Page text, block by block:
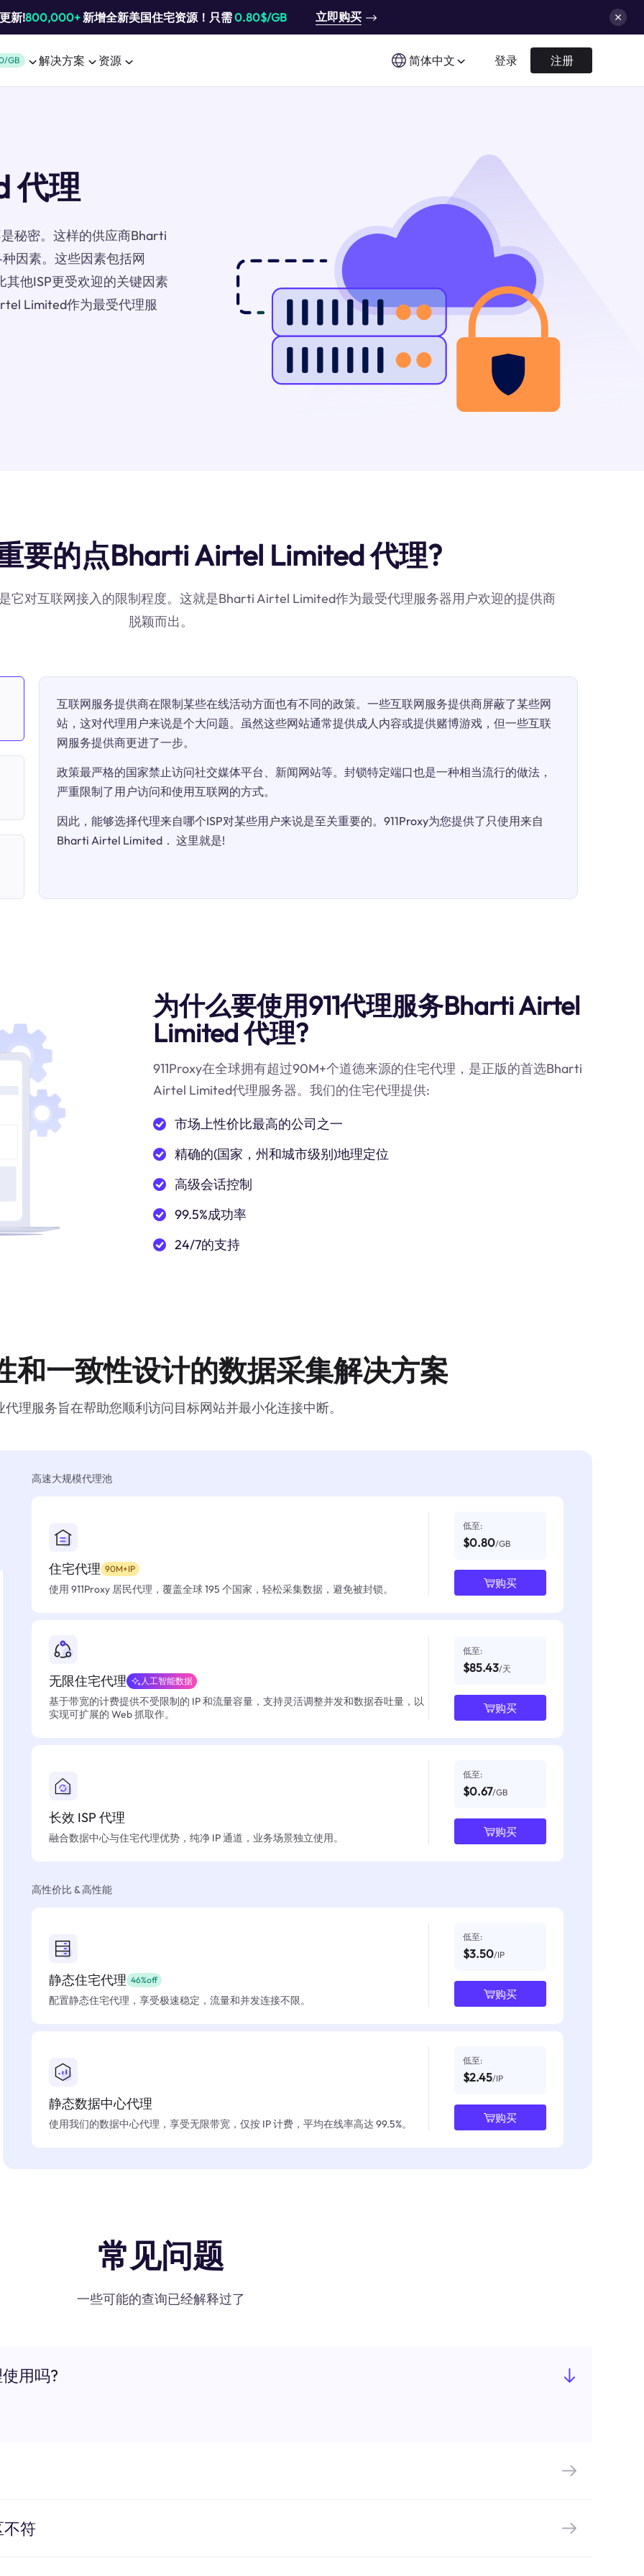
新!800,000+新增全新美国住宅资源！只需0.80$/GB 立即购买
GB 解决方案 资源 简体中文 登录 注册
代理
秘密。这样的供应商Bharti
因素。这些因素包括网
他ISP更受欢迎的关键因素
Limited作为最受代理服
要的点Bharti Airtel Limited 代理?
它对互联网接入的限制程度。这就是Bharti Airtel Limited作为最受代理服务器用户欢迎的提供商
脱颖而出。
互联网服务提供商在限制某些在线活动方面也有不同的政策。一些互联网服务提供商屏蔽了某些网
站，这对代理用户来说是个大问题。虽然这些网站通常提供成人内容或提供赌博游戏，但一些互联
网服务提供商更进了一步。
政策最严格的国家禁止访问社交媒体平台、新闻网站等。封锁特定端口也是一种相当流行的做法，
严重限制了用户访问和使用互联网的方式。
因此，能够选择代理来自哪个ISP对某些用户来说是至关重要的。911Proxy为您提供了只使用来自
Bharti Airtel Limited． 这里就是!
为什么要使用911代理服务Bharti Airtel
Limited 代理?
911Proxy在全球拥有超过90M+个道德来源的住宅代理，是正版的首选Bharti
Airtel Limited代理服务器。我们的住宅代理提供:
市场上性价比最高的公司之一
精确的(国家，州和城市级别)地理定位
高级会话控制
99.5%成功率
24/7的支持
和一致性设计的数据采集解决方案
代理服务旨在帮助您顺利访问目标网站并最小化连接中断。
高速大规模代理池
住宅代理 90M+IP
使用 911Proxy 居民代理，覆盖全球 195 个国家，轻松采集数据，避免被封锁。
低至:
$0.80/GB
购买
无限住宅代理 人工智能数据
基于带宽的计费提供不受限制的 IP 和流量容量，支持灵活调整并发和数据吞吐量，以
实现可扩展的 Web 抓取作。
低至:
$85.43/天
购买
长效 ISP 代理
融合数据中心与住宅代理优势，纯净 IP 通道，业务场景独立使用。
低至:
$0.67/GB
购买
高性价比 & 高性能
静态住宅代理 46%off
配置静态住宅代理，享受极速稳定，流量和并发连接不限。
低至:
$3.50/IP
购买
静态数据中心代理
使用我们的数据中心代理，享受无限带宽，仅按 IP 计费，平均在线率高达 99.5%。
低至:
$2.45/IP
购买
常见问题
一些可能的查询已经解释过了
用吗?
符